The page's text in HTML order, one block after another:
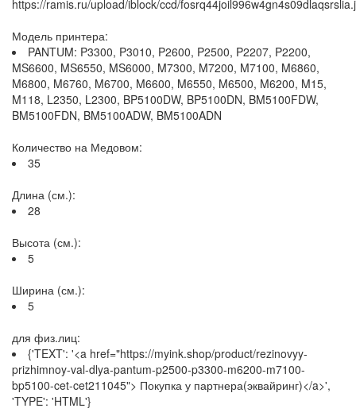
https://ramis.ru/upload/iblock/ccd/
Модель принтера:
PANTUM: P3300, P3010, P2600, P2500, P2207, P2200,
MS6600, MS6550, MS6000, M7300, M7200, M7100, M6860,
M6800, M6760, M6700, M6600, M6550, M6500, M6200, M15,
M118, L2350, L2300, BP5100DW, BP5100DN, BM5100FDW,
BM5100FDN, BM5100ADW, BM5100ADN
Количество на Медовом:
35
Длина (см.):
28
Высота (см.):
5
Ширина (см.):
5
для физ.лиц:
{'TEXT': '<a href="https://myink.shop/product/rezinovyy-
prizhimnoy-val-dlya-pantum-p2500-p3300-m6200-m7100-
bp5100-cet-cet211045"> Покупка у партнера(эквайринг)</a>',
'TYPE': 'HTML'}